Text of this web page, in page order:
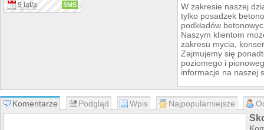
9 lat/a SMS
W zakresie naszej
tylko posadzek
podkładów
Naszym klientom
zakresu mycia,
Zajmujemy się
poziomego i
informacje na naszej
Komentarze Podgląd Wpis Najpopularniejsze